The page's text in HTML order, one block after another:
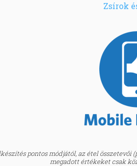
Zsírok
pontos módjától, az étel
megadott értékeket csak